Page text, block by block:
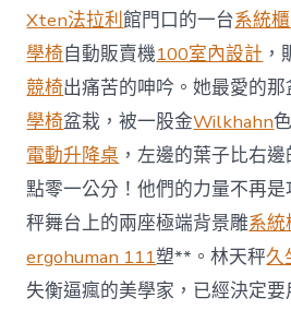
Xten法拉利館門口的一台系統
學椅自動販賣機100室內設計 ，
競椅出痛苦的呻吟。她最愛的
學椅盆栽，被一股金Wilkhahn
電動升降桌 ，左邊的葉子比右邊
點零一公分！他們的力量不再
秤舞台上的兩座極端背景雕系統
ergohuman 111塑**。林天秤久
失衡逼瘋的美學家，已經決定